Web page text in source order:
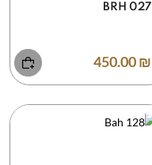
BRH 027
₪ 450.00